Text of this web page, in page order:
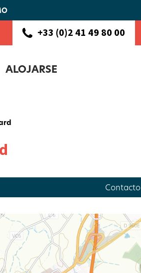
+33 (0)2 41 49 80 00
ALOJARSE
Contacto